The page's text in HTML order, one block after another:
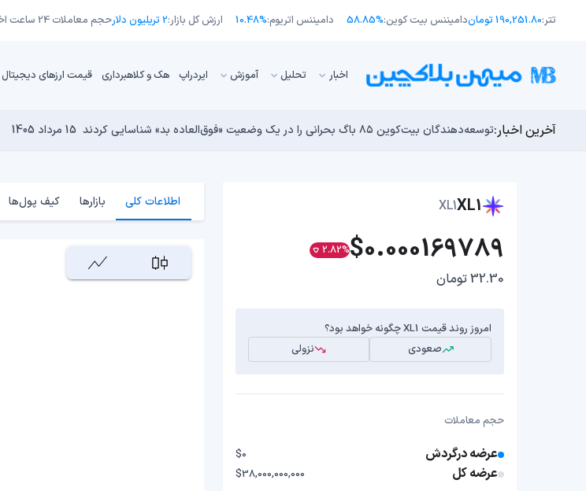
تتر:190,251.80 تومان دامیننس بیت کوین:58.85% دامیننس اتریوم:10.48% ارزش کل بازار:2 تریلیون دلار حجم معاملات 24 ساعت اخیر:
اﺧﺒﺎر تحلیل آموزش ایردراپ هک و کلاهبرداری قیمت ارزهای دیجیتال
آخرین اخبار:توسعه‌دهندگان بیت‌کوین ۸۵ باگ بحرانی را در یک وضعیت «فوق‌العاده بد» شناسایی کردند 15 مرداد 1405 اوج‌گیری طلا با تقاضای چین؛ چرا قیمت بیت کوین در ۶۴ هزار دلار درجا می‌زند؟ 15 مرداد 1405
بدترین نمودار برای گاوهای بیت کوین؛ آیا دوران رالی‌های نجومی به پایان رسیده است؟ 14 مرداد 1405 انتقال ۶۶ میلیون دلاری بیت کوین توسط مایکرواستراتژی؛ آیا فشار فروش جدیدی در راه است؟ 14 مرداد 1405 یک نقشه راه کوانتومی، بیت‌کوین را بسیار بالاتر خواهد برد 13 مرداد 1405
XL1
XL1
$0.000169789
2.82%
32.30 تومان
امروز روند قیمت XL1 چگونه خواهد بود؟
صعودی
نزولی
حجم معاملات
عرضه درگردش $0
عرضه کل $38,000,000,000
اطلاعات کلی بازارها کیف پول‌ها